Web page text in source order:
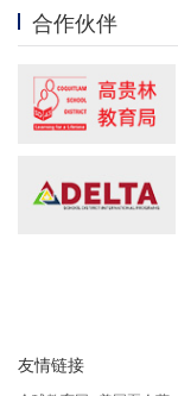
合作伙伴
友情链接